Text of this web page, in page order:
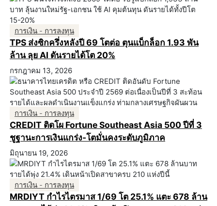
การเงิน - การลงทุน
TPS ส่งซิกครึ่งหลังปี 69 โตต่อ ตุนแบ็กล็อก 1.93 พัน
ล้าน ลุย AI ดันรายได้โต 20%
กรกฎาคม 13, 2026
การเงิน - การลงทุน
CREDIT ติดโผ Fortune Southeast Asia 500 ปีที่ 3
ชูฐานะการเงินแกร่ง-โตมั่นคงระดับภูมิภาค
มิถุนายน 19, 2026
การเงิน - การลงทุน
MRDIYT กำไรไตรมาส 1/69 โต 25.1% แตะ 678 ล้าน